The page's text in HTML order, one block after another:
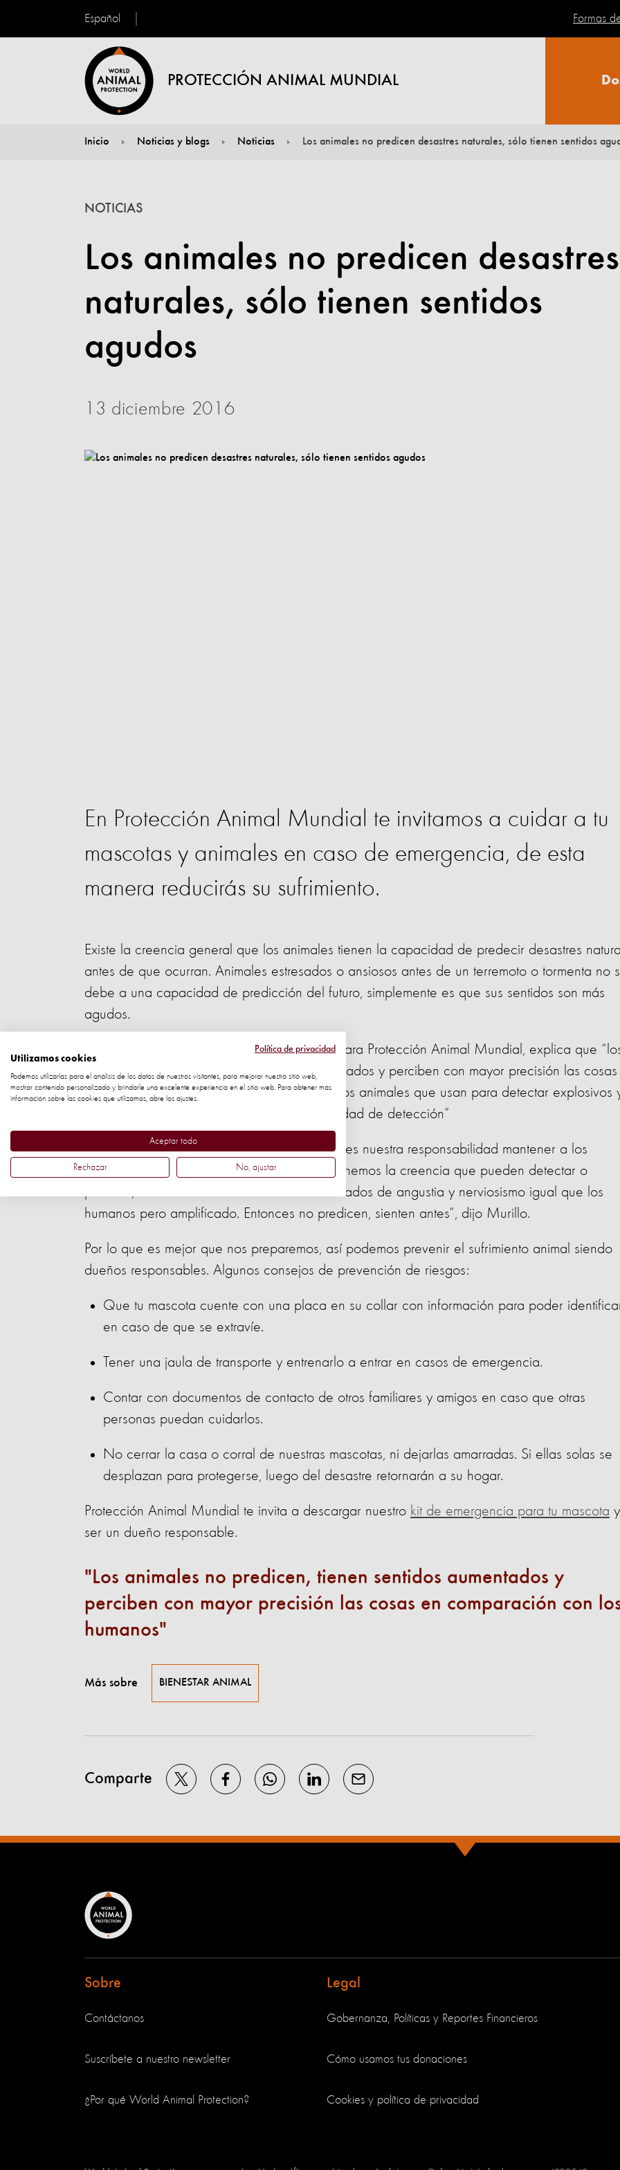
Español
PROTECCIÓN ANIMAL MUNDIAL
Formas
Inicio Noticias y blogs Noticias Los animales no predicen desastres naturales, sólo tienen sentidos
Los animales no predicen desastres
naturales, sólo tienen sentidos
agudos
NOTICIAS
13 diciembre 2016
En Protección Animal Mundial te invitamos a cuidar a tu
mascotas y animales en caso de emergencia, de esta
manera reducirás su sufrimiento.
Existe la creencia general que los animales tienen la capacidad de predecir desastres
antes de que ocurran. Animales estresados o ansiosos antes de un terremoto o tormenta no
debe a una capacidad de predicción del futuro, simplemente es que sus sentidos son más
agudos.
Juan Carlos Murillo, Gerente de Respuesta para Protección Animal Mundial, explica que
animales no predicen, tienen sentidos aumentados y perciben con mayor precisión las
comparación con los humanos. Por ejemplo los animales que usan para detectar explosivos
drogas, los humanos no tenemos esa capacidad de detección”
“Es por esta ampliación de sus sentidos, que es nuestra responsabilidad mantener a los
animales seguros durante desastres. Si mantenemos la creencia que pueden detectar o
predecir, los descuidamos. Ellos entran en estados de angustia y nerviosismo igual que los
humanos pero amplificado. Entonces no predicen, sienten antes”, dijo Murillo.
Por lo que es mejor que nos preparemos, así podemos prevenir el sufrimiento animal siendo
dueños responsables. Algunos consejos de prevención de riesgos:
Que tu mascota cuente con una placa en su collar con información para poder
en caso de que se extravíe.
Tener una jaula de transporte y entrenarlo a entrar en casos de emergencia.
Contar con documentos de contacto de otros familiares y amigos en caso que otras
personas puedan cuidarlos.
No cerrar la casa o corral de nuestras mascotas, ni dejarlas amarradas. Si ellas solas se
desplazan para protegerse, luego del desastre retornarán a su hogar.
Protección Animal Mundial te invita a descargar nuestro kit de emergencia para tu mascota y
ser un dueño responsable.
Los animales no predicen, tienen sentidos aumentados y
perciben con mayor precisión las cosas en comparación con
humanos
Más sobre BIENESTAR ANIMAL
Comparte
Sobre
Contáctanos
Suscríbete a nuestro newsletter
¿Por qué World Animal Protection?
Legal
Gobernanza, Políticas y Reportes Financieros
Cómo usamos tus donaciones
Cookies y política de privacidad
Política de privacidad
Utilizamos cookies
Podemos utilizarlas para el análisis de los datos de nuestros visitantes, para mejorar nuestro sitio web,
mostrar contenido personalizado y brindarle una excelente experiencia en el sitio web. Para obtener más
información sobre las cookies que utilizamos, abre los ajustes.
Aceptar todo
Rechazar No, ajustar